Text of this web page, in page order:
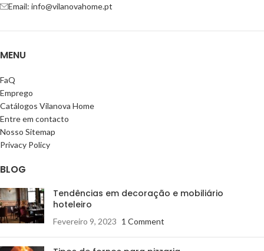
Email: info@vilanovahome.pt
MENU
FaQ
Emprego
Catálogos Vilanova Home
Entre em contacto
Nosso Sitemap
Privacy Policy
BLOG
Tendências em decoração e mobiliário
hoteleiro
Fevereiro 9, 2023 1 Comment